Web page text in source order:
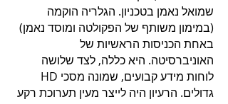
שמואל נאמן בטכניון. הגלריה הוקמה
(במימון משותף של הפקולטה ומוסד נאמן)
באחת הכניסות הראשיות של
האוניברסיטה. היא כללה, לצד שלושה
לוחות מידע קבועים, שמונה מסכי HD
גדולים. הרעיון היה לייצר מעין תערוכת רקע